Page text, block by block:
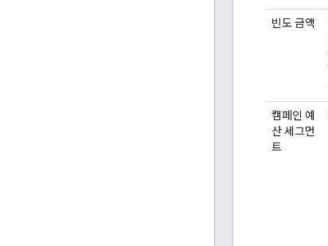
빈도 금액
캠페인 예
산 세그먼
트